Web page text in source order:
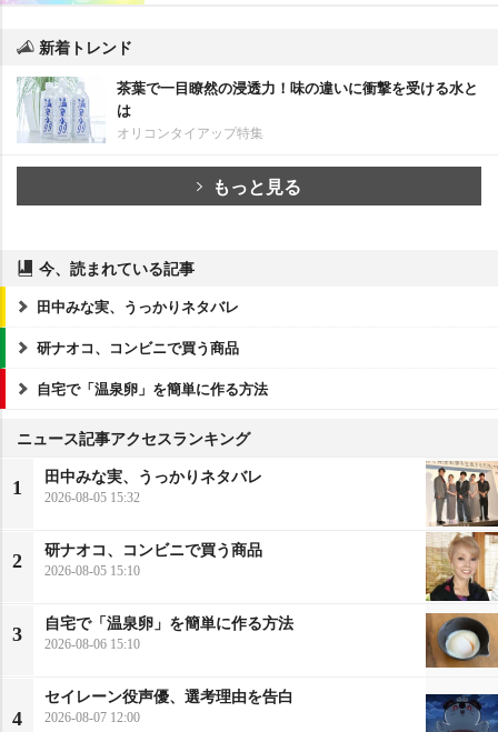
新着トレンド
茶葉で一目瞭然の浸透力！味の違いに衝撃を受ける水と
は
オリコンタイアップ特集
もっと見る
今、読まれている記事
田中みな実、うっかりネタバレ
研ナオコ、コンビニで買う商品
自宅で「温泉卵」を簡単に作る方法
ニュース記事アクセスランキング
1
田中みな実、うっかりネタバレ
2026-08-05 15:32
2
研ナオコ、コンビニで買う商品
2026-08-05 15:10
3
自宅で「温泉卵」を簡単に作る方法
2026-08-06 15:10
4
セイレーン役声優、選考理由を告白
2026-08-07 12:00